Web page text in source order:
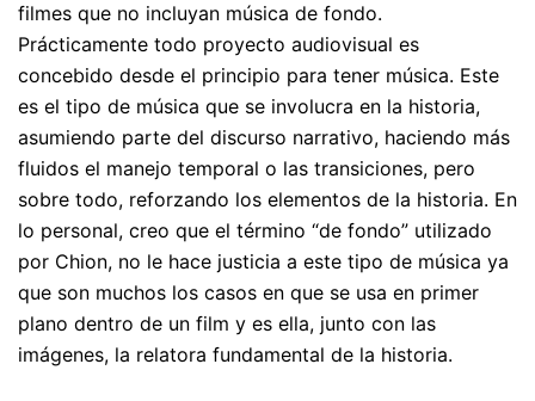
filmes que no incluyan música de fondo.
Prácticamente todo proyecto audiovisual es
concebido desde el principio para tener música. Este
es el tipo de música que se involucra en la historia,
asumiendo parte del discurso narrativo, haciendo más
fluidos el manejo temporal o las transiciones, pero
sobre todo, reforzando los elementos de la historia. En
lo personal, creo que el término “de fondo” utilizado
por Chion, no le hace justicia a este tipo de música ya
que son muchos los casos en que se usa en primer
plano dentro de un film y es ella, junto con las
imágenes, la relatora fundamental de la historia.